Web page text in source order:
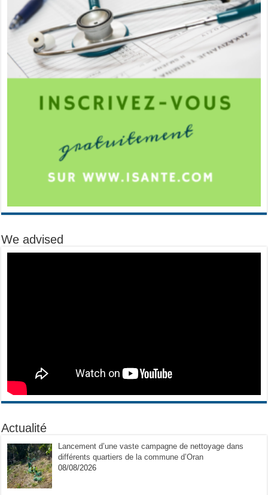
We advised
Actualité
Lancement d’une vaste campagne de nettoyage dans
différents quartiers de la commune d’Oran
08/08/2026